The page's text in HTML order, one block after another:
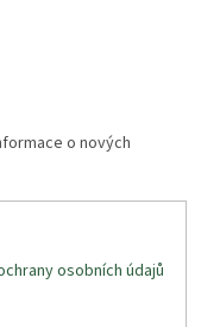
o nových
osobních údajů